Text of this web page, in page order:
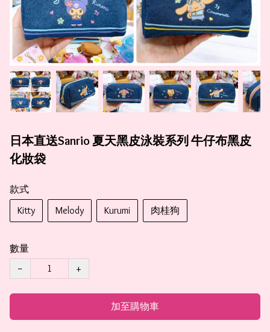
日本直送Sanrio 夏天黑皮泳裝系列 牛仔布黑皮
化妝袋
款式
Kitty
Melody Kurumi 肉桂狗
數量
−
+
加至購物車